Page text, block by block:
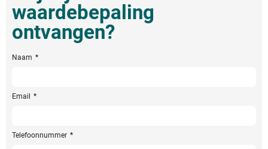
waardebepaling
ontvangen?
Naam
Email
Telefoonnummer